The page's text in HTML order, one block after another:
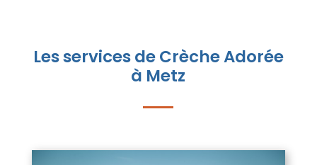
Les services de Crèche Adorée
à Metz